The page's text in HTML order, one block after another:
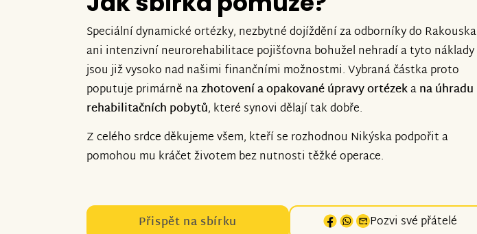
Speciální dynamické ortézky, nezbytné dojíždění za odborníky do Rakouska
ani intenzivní neurorehabilitace pojišťovna bohužel nehradí a tyto náklady
jsou již vysoko nad našimi finančními možnostmi. Vybraná částka proto
poputuje primárně nazhotovení a opakované úpravy ortézekana úhradu
rehabilitačních pobytů, které synovi dělají tak dobře.
Z celého srdce děkujeme všem, kteří se rozhodnou Nikýska podpořit a
pomohou mu kráčet životem bez nutnosti těžké operace.
Přispět na sbírku Pozvi své přátelé